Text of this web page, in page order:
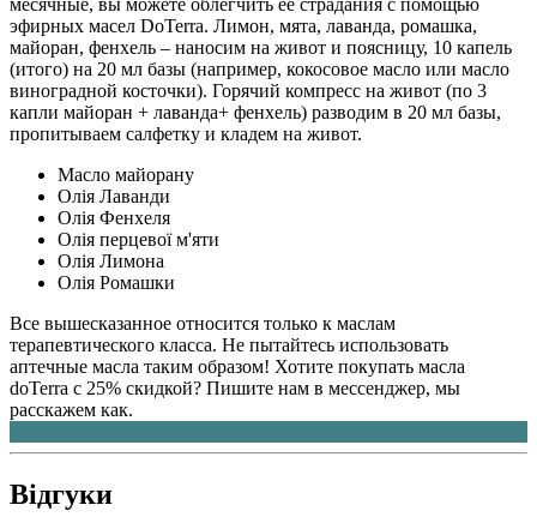
эфирных масел DoTerra. Лимон, мята, лаванда, ромашка,
майоран, фенхель – наносим на живот и поясницу, 10 капель
(итого) на 20 мл базы (например, кокосовое масло или масло
виноградной косточки). Горячий компресс на живот (по 3
капли майоран + лаванда+ фенхель) разводим в 20 мл базы,
пропитываем салфетку и кладем на живот.
Масло майорану
Олія Лаванди
Олія Фенхеля
Олія перцевої м'яти
Олія Лимона
Олія Ромашки
Все вышесказанное относится только к маслам
терапевтического класса. Не пытайтесь использовать
аптечные масла таким образом! Хотите покупать масла
doTerra с 25% скидкой? Пишите нам в мессенджер, мы
расскажем как.
Відгуки